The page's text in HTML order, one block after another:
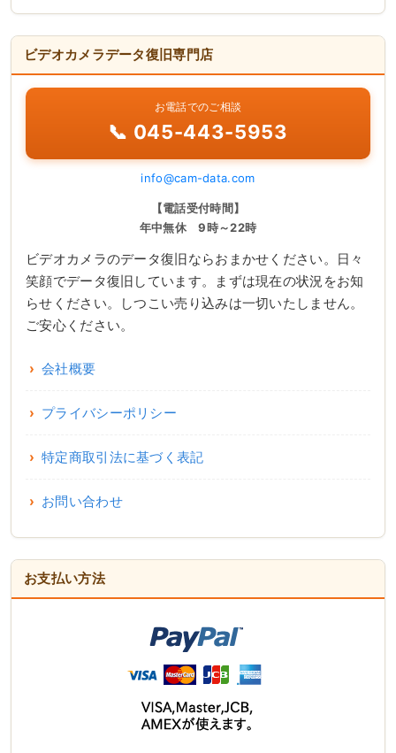
ビデオカメラデータ復旧専門店
お電話でのご相談
📞 045-443-5953
info@cam-data.com
【電話受付時間】
年中無休 9時～22時
ビデオカメラのデータ復旧ならおまかせください。日々
笑顔でデータ復旧しています。まずは現在の状況をお知
らせください。しつこい売り込みは一切いたしません。
ご安心ください。
会社概要
プライバシーポリシー
特定商取引法に基づく表記
お問い合わせ
お支払い方法